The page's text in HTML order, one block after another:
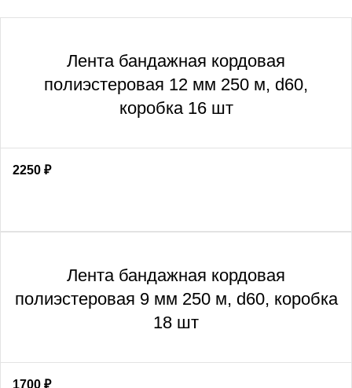
Лента бандажная кордовая
полиэстеровая 12 мм 250 м, d60,
коробка 16 шт
2250 ₽
Лента бандажная кордовая
полиэстеровая 9 мм 250 м, d60, коробка
18 шт
1700 ₽